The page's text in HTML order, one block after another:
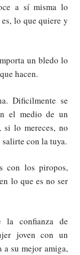
a sí misma lo
lo que quiere y
un bledo lo
hacen.
Dificilmente se
el medio de un
si lo mereces, no
salirte con la tuya.
con los piropos,
lo que es no ser
confianza de
joven con un
a su mejor amiga,